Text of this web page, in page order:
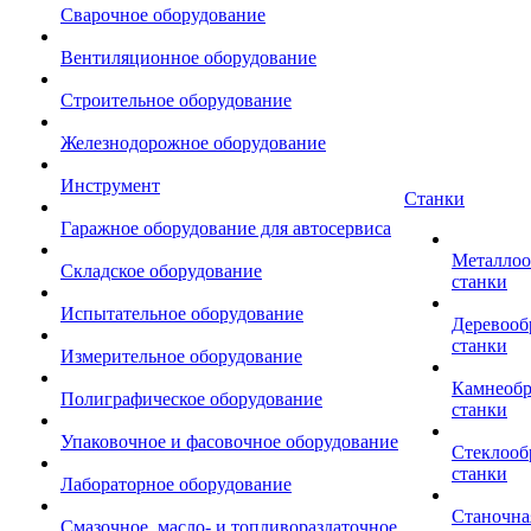
Сварочное оборудование
Вентиляционное оборудование
Строительное оборудование
Железнодорожное оборудование
Инструмент
Гаражное оборудование для автосервиса
Складское оборудование
Испытательное оборудование
Измерительное оборудование
Полиграфическое оборудование
Упаковочное и фасовочное оборудование
Лабораторное оборудование
Смазочное, масло- и топливораздаточное
Станки
станки
станки
станки
станки